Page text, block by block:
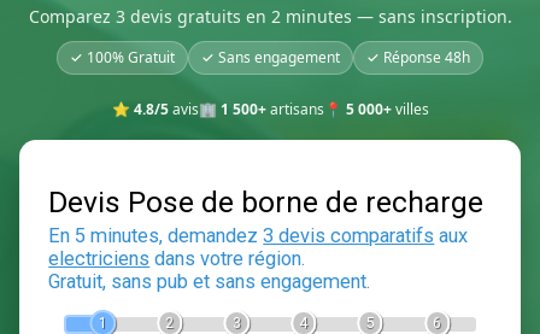
Comparez 3 devis gratuits en 2 minutes — sans inscription.
✓ 100% Gratuit ✓ Sans engagement ✓ Réponse 48h
⭐ 4.8/5avis🏢 1 500+artisans 📍 5 000+villes
Devis Pose de borne de